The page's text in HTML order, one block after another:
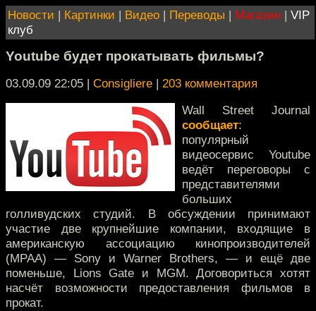
Новости | Картинки | Видео | Переводы | Магазин | VIP
клуб
Youtube будет прокатывать фильмы?
03.09.09 22:05 | Consigliere | 203 комментария
Wall Street Journal
сообщает:
популярный
видеосервис Youtube
ведёт переговоры с
представителями
больших
голливудских студий. В обсуждении принимают
участие две крупнейшие компании, входящие в
американскую ассоциацию кинопроизводителей
(MPAA) — Sony и Warner Brothers, — и ещё две
поменьше, Lions Gate и MGM. Договориться хотят
насчёт возможности предоставления фильмов в
прокат.